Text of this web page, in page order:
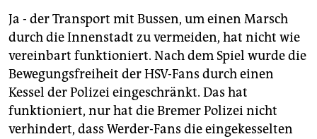
Ja - der Transport mit Bussen, um einen Marsch
durch die Innenstadt zu vermeiden, hat nicht wie
vereinbart funktioniert. Nach dem Spiel wurde die
Bewegungsfreiheit der HSV-Fans durch einen
Kessel der Polizei eingeschränkt. Das hat
funktioniert, nur hat die Bremer Polizei nicht
verhindert, dass Werder-Fans die eingekesselten